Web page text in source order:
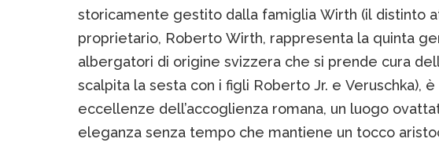
storicamente gestito dalla famiglia Wirth (il distinto
proprietario, Roberto Wirth, rappresenta la quinta
albergatori di origine svizzera che si prende cura
scalpita la sesta con i figli Roberto Jr. e Veruschka),
eccellenze dell’accoglienza romana, un luogo
eleganza senza tempo che mantiene un tocco